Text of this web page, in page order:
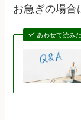
お急ぎの場合
あわせて読み